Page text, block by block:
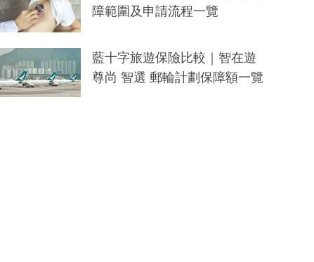
障範圍及申請流程一覽
藍十字旅遊保險比較｜智在遊
尊尚 智選 郵輪計劃保障額一覽